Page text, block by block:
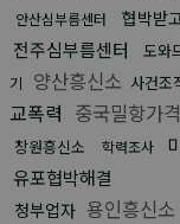
안산심부름센터 협박받
전주심부름센터 도와
기
양산흥신소 사건조
교폭력 중국밀항가격
창원흥신소 학력조사
유포협박해결
청부업자 용인흥신소